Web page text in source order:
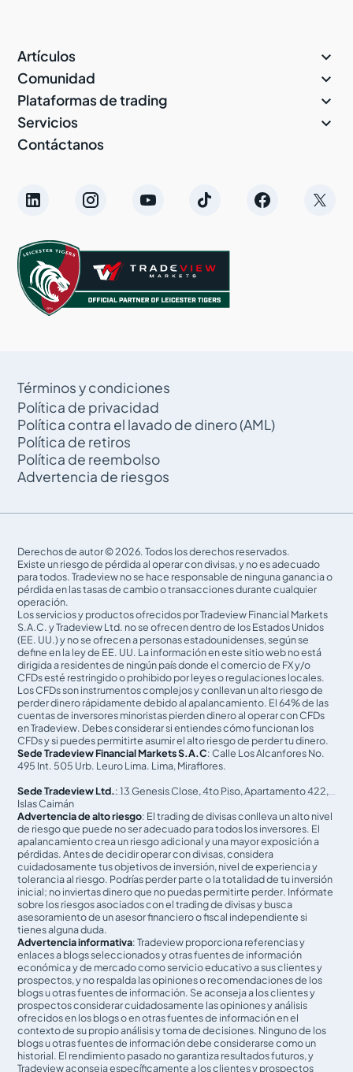
Artículos 
Comunidad 
Plataformas de trading 
Servicios 
Contáctanos
Términos y condiciones
Política de privacidad
Política contra el lavado de dinero (AML)
Política de retiros
Política de reembolso
Advertencia de riesgos
Derechos de autor © 2026. Todos los derechos reservados.
Existe un riesgo de pérdida al operar con divisas, y no es adecuado
para todos. Tradeview no se hace responsable de ninguna ganancia o
pérdida en las tasas de cambio o transacciones durante cualquier
operación.
Los servicios y productos ofrecidos por Tradeview Financial Markets
S.A.C. y Tradeview Ltd. no se ofrecen dentro de los Estados Unidos
(EE. UU.) y no se ofrecen a personas estadounidenses, según se
define en la ley de EE. UU. La información en este sitio web no está
dirigida a residentes de ningún país donde el comercio de FX y/o
CFDs esté restringido o prohibido por leyes o regulaciones locales.
Los CFDs son instrumentos complejos y conllevan un alto riesgo de
perder dinero rápidamente debido al apalancamiento. El 64% de las
cuentas de inversores minoristas pierden dinero al operar con CFDs
en Tradeview. Debes considerar si entiendes cómo funcionan los
CFDs y si puedes permitirte asumir el alto riesgo de perder tu dinero.
Sede Tradeview Financial Markets S.A.C: Calle Los Alcanfores No.
495 Int. 505 Urb. Leuro Lima. Lima, Miraflores.
Sede Tradeview Ltd.: 13 Genesis Close, 4to Piso, Apartamento 422,
Islas Caimán
Advertencia de alto riesgo: El trading de divisas conlleva un alto nivel
de riesgo que puede no ser adecuado para todos los inversores. El
apalancamiento crea un riesgo adicional y una mayor exposición a
pérdidas. Antes de decidir operar con divisas, considera
cuidadosamente tus objetivos de inversión, nivel de experiencia y
tolerancia al riesgo. Podrías perder parte o la totalidad de tu inversión
inicial; no inviertas dinero que no puedas permitirte perder. Infórmate
sobre los riesgos asociados con el trading de divisas y busca
asesoramiento de un asesor financiero o fiscal independiente si
tienes alguna duda.
Advertencia informativa: Tradeview proporciona referencias y
enlaces a blogs seleccionados y otras fuentes de información
económica y de mercado como servicio educativo a sus clientes y
prospectos, y no respalda las opiniones o recomendaciones de los
blogs u otras fuentes de información. Se aconseja a los clientes y
prospectos considerar cuidadosamente las opiniones y análisis
ofrecidos en los blogs o en otras fuentes de información en el
contexto de su propio análisis y toma de decisiones. Ninguno de los
blogs u otras fuentes de información debe considerarse como un
historial. El rendimiento pasado no garantiza resultados futuros, y
Tradeview aconseja específicamente a los clientes y prospectos